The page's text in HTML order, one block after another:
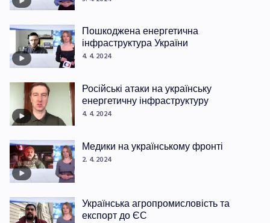
Пошкоджена енергетична
інфраструктура України
4. 4. 2024
Російські атаки на українську
енергетичну інфраструктуру
4. 4. 2024
Медики на українському фронті
2. 4. 2024
Українська агропромисловість та
експорт до ЄС